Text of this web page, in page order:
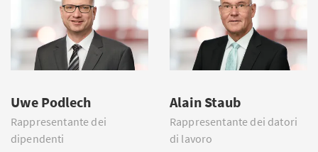
Uwe Podlech
Rappresentante dei
dipendenti
Alain Staub
Rappresentante dei datori
di lavoro